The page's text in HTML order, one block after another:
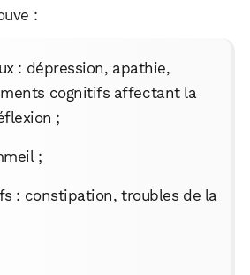
:
: dépression, apathie,
cognitifs affectant la
;
;
: constipation, troubles de la